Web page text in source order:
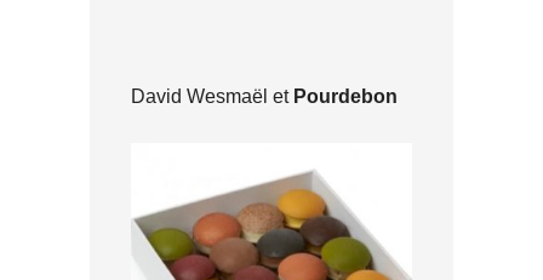
David Wesmaël et Pourdebon